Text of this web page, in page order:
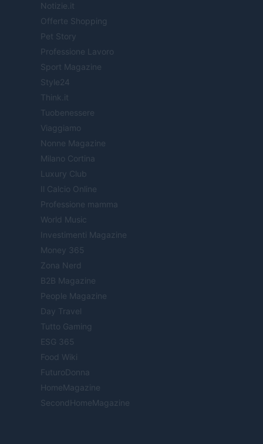
Notizie.it
Offerte Shopping
Pet Story
Professione Lavoro
Sport Magazine
Style24
Think.it
Tuobenessere
Viaggiamo
Nonne Magazine
Milano Cortina
Luxury Club
Il Calcio Online
Professione mamma
World Music
Investimenti Magazine
Money 365
Zona Nerd
B2B Magazine
People Magazine
Day Travel
Tutto Gaming
ESG 365
Food Wiki
FuturoDonna
HomeMagazine
SecondHomeMagazine